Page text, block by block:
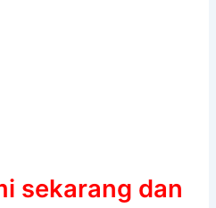
sekarang dan